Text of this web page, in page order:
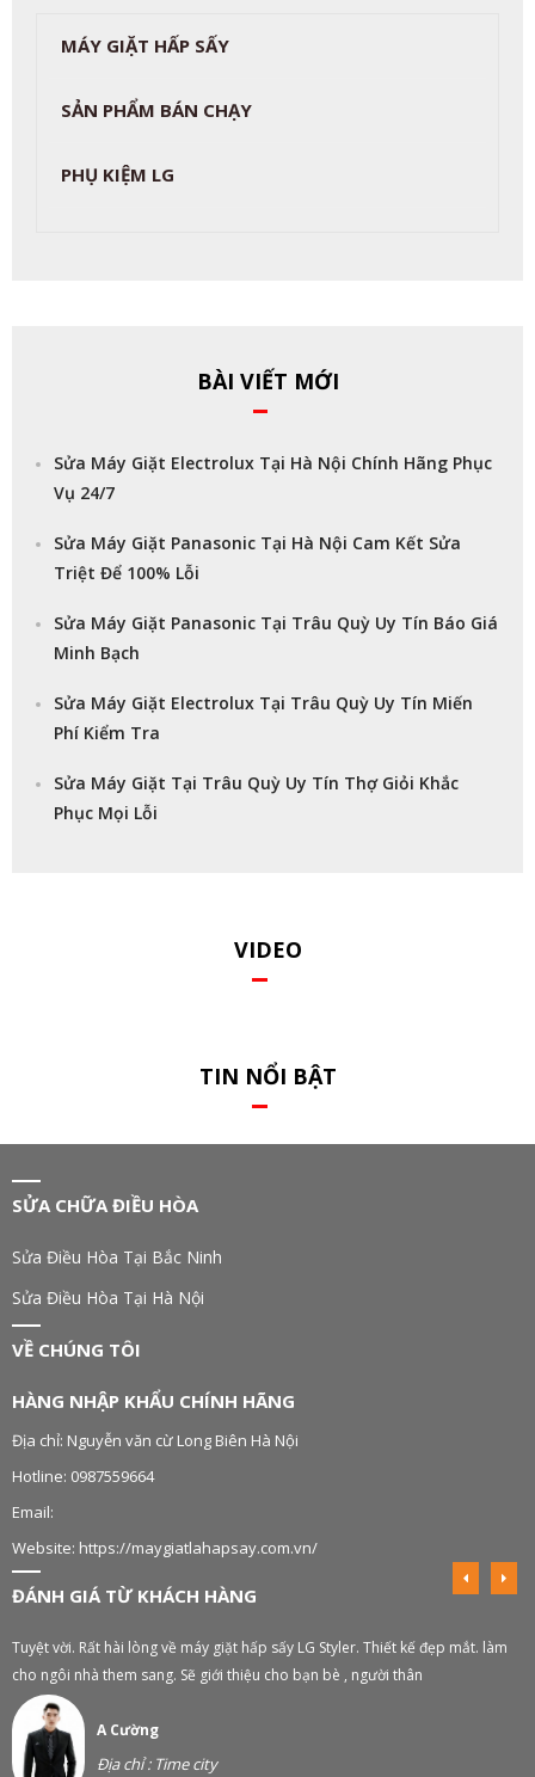
MÁY GIẶT HẤP SẤY
SẢN PHẨM BÁN CHẠY
PHỤ KIỆM LG
BÀI VIẾT MỚI
Sửa Máy Giặt Electrolux Tại Hà Nội Chính Hãng Phục
Vụ 24/7
Sửa Máy Giặt Panasonic Tại Hà Nội Cam Kết Sửa
Triệt Để 100% Lỗi
Sửa Máy Giặt Panasonic Tại Trâu Quỳ Uy Tín Báo Giá
Minh Bạch
Sửa Máy Giặt Electrolux Tại Trâu Quỳ Uy Tín Miến
Phí Kiểm Tra
Sửa Máy Giặt Tại Trâu Quỳ Uy Tín Thợ Giỏi Khắc
Phục Mọi Lỗi
VIDEO
TIN NỔI BẬT
SỬA CHỮA ĐIỀU HÒA
Sửa Điều Hòa Tại Bắc Ninh
Sửa Điều Hòa Tại Hà Nội
VỀ CHÚNG TÔI
HÀNG NHẬP KHẨU CHÍNH HÃNG
Địa chỉ: Nguyễn văn cừ Long Biên Hà Nội
Hotline: 0987559664
Email:
Website: https://maygiatlahapsay.com.vn/
ĐÁNH GIÁ TỪ KHÁCH HÀNG
Tuyệt vời. Rất hài lòng về máy giặt hấp sấy LG Styler. Thiết kế đẹp mắt. làm
cho ngôi nhà them sang. Sẽ giới thiệu cho bạn bè , người thân
A Cường
Địa chỉ : Time city